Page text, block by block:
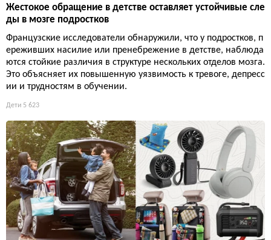
Жестокое обращение в детстве оставляет устойчивые сле
ды в мозге подростков
Французские исследователи обнаружили, что у подростков, п
ереживших насилие или пренебрежение в детстве, наблюда
ются стойкие различия в структуре нескольких отделов мозга.
Это объясняет их повышенную уязвимость к тревоге, депресс
ии и трудностям в обучении.
Дети 5 623